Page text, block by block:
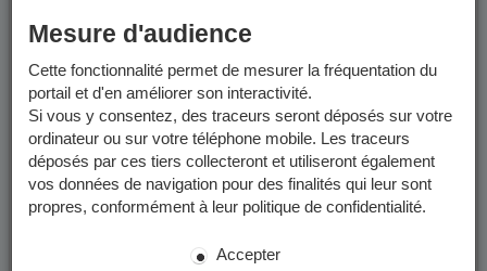
Les informations sont valables pour l'année scolaire 2025-2026.
Un calendrier scolaire est disponible dans lesdocuments à
télécharger .
Enfants concernés
La préinscription à l'école publique concerne les enfants qui
Sont nés en 2022.
Mesure d'audience
Cette fonctionnalité permet de mesurer la fréquentation du
portail et d'en améliorer son interactivité.
Si vous y consentez, des traceurs seront déposés sur votre
ordinateur ou sur votre téléphone mobile. Les traceurs
déposés par ces tiers collecteront et utiliseront également
vos données de navigation pour des finalités qui leur sont
propres, conformément à leur politique de confidentialité.
Accepter